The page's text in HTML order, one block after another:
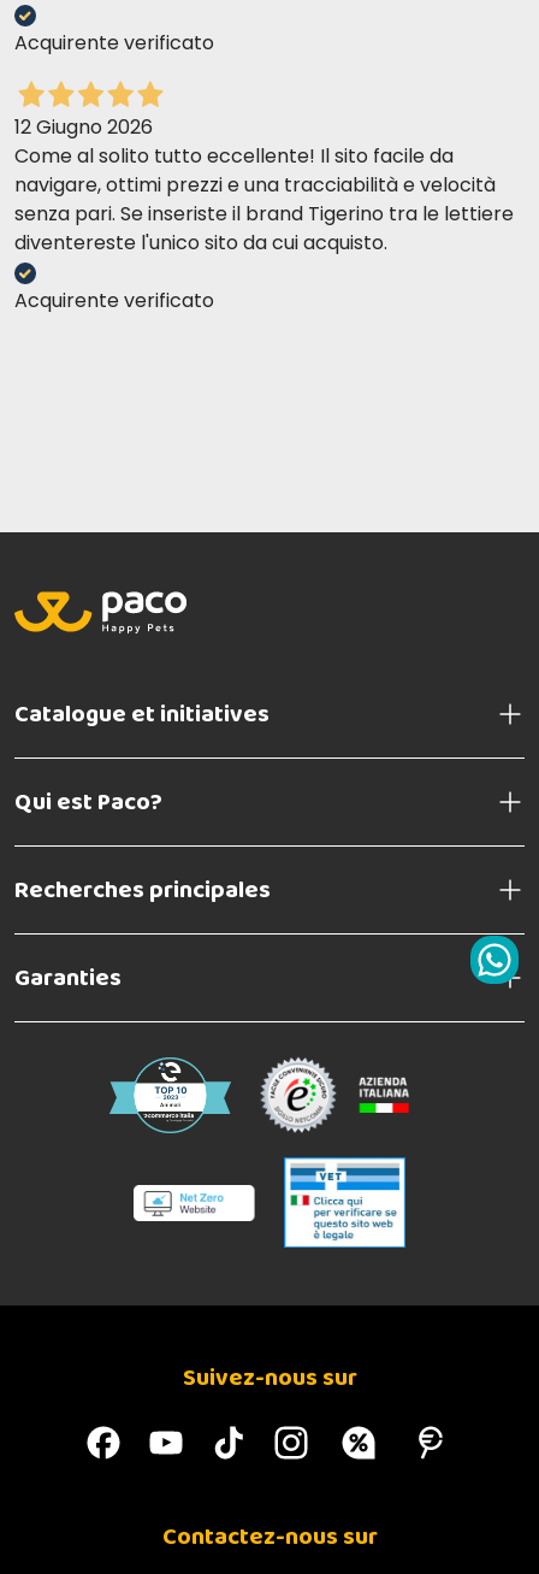
Acquirente verificato
12 Giugno 2026
Come al solito tutto eccellente! Il sito facile da
navigare, ottimi prezzi e una tracciabilità e velocità
senza pari. Se inseriste il brand Tigerino tra le lettiere
diventereste l'unico sito da cui acquisto.
Acquirente verificato
Catalogue et initiatives
Qui est Paco?
Recherches principales
Garanties
Suivez-nous sur
Contactez-nous sur